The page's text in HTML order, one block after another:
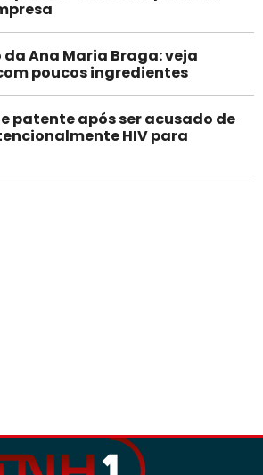
da Ana Maria Braga: veja
poucos ingredientes
patente após ser acusado de
HIV para